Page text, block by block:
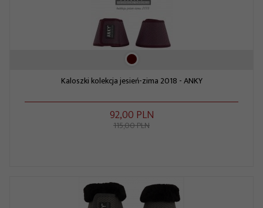
Kaloszki kolekcja jesień-zima 2018 - ANKY
92,00 PLN
115,00 PLN